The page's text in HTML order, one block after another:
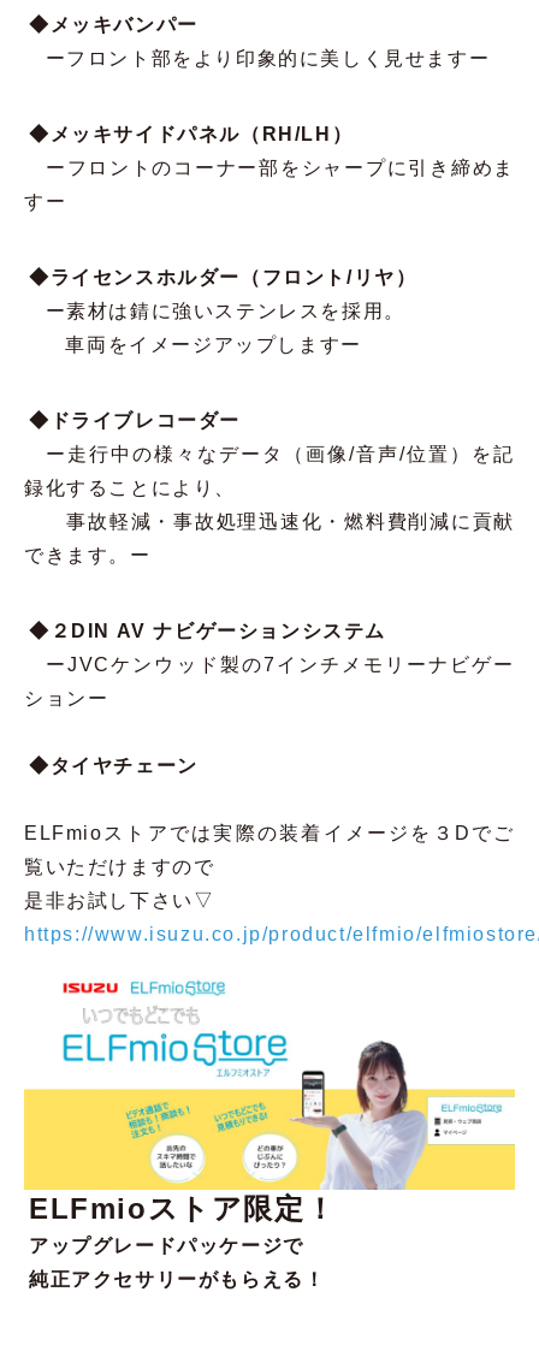
◆メッキバンパー
ーフロント部をより印象的に美しく見せます ー
◆メッキサイドパネル（RH/LH）
ー フロントのコーナー部をシャープに引き締めま
す ー
◆ライセンスホルダー（フロント/リヤ）
ー素材は錆に強いステンレスを採用。
車両をイメージアップしますー
◆ドライブレコーダー
ー 走行中の様々なデータ（画像/音声/位置）を記
録化することにより、
事故軽減・事故処理迅速化・燃料費削減に貢献
できます。 ー
◆２DIN AV ナビゲーションシステム
ーJVCケンウッド製の7インチメモリーナビゲー
ションー
◆タイヤチェーン
ELFmioストアでは実際の装着イメージを３Dでご
覧いただけますので
是非お試し下さい▽
https://www.isuzu.co.jp/product/elfmio/
ELFmioストア限定！
アップグレードパッケージで
純正アクセサリーがもらえる！